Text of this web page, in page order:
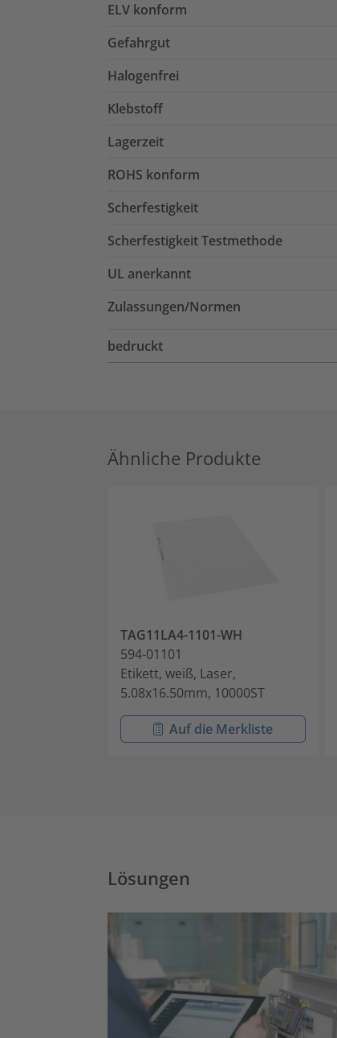
ELV konform
Gefahrgut
Halogenfrei
Klebstoff
Lagerzeit
ROHS konform
Scherfestigkeit
Scherfestigkeit Testmethode
UL anerkannt
Zulassungen/Normen
bedruckt
Ähnliche Produkte
TAG11LA4-1101-WH
594-01101
Etikett, weiß, Laser,
5.08x16.50mm, 10000ST
Auf die Merkliste
Lösungen